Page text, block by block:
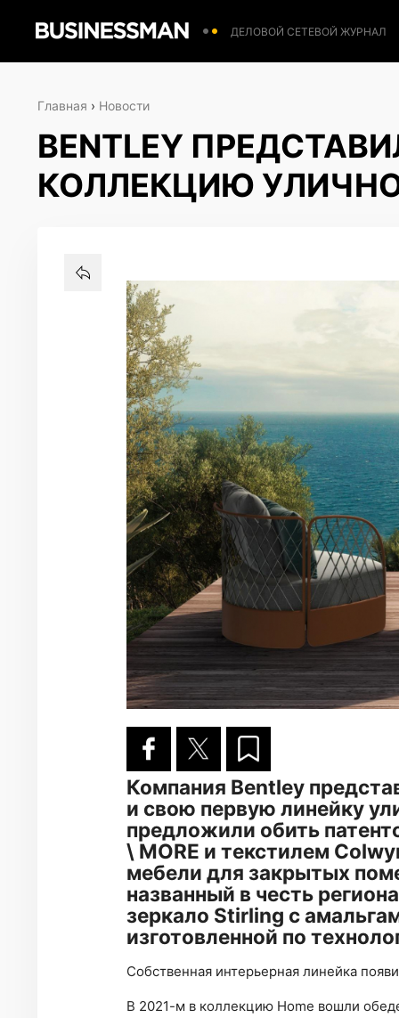
ДЕЛОВОЙ СЕТЕВОЙ ЖУРНАЛ
Главная › Новости
BENTLEY
КОЛЛЕКЦИЮ
Компания Bentley
и свою первую линейку
предложили обить
\ MORE и текстилем
мебели для закрытых
названный в честь
зеркало Stirling с
изготовленной по
Собственная интерьерная линейка
В 2021-м в коллекцию Home вошли